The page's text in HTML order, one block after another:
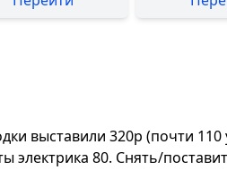
выставили 320р (почти
80. Снять/